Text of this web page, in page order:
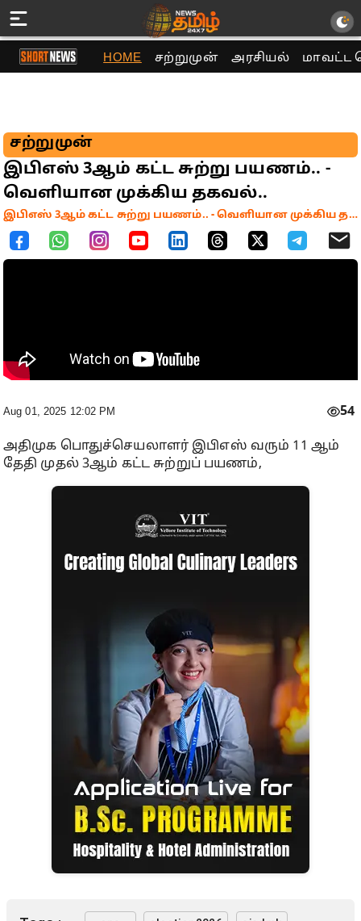
HOME சற்றுமுன் அரசியல் மாவட்ட
சற்றுமுன்
இபிஎஸ் 3ஆம் கட்ட சுற்று பயணம்.. -
வெளியான முக்கிய தகவல்..
இபிஎஸ் 3ஆம் கட்ட சுற்று பயணம்.. - வெளியான முக்கிய தகவல்..
Aug 01, 2025 12:02 PM 54
அதிமுக பொதுச்செயலாளர் இபிஎஸ் வரும் 11 ஆம்
தேதி முதல் 3ஆம் கட்ட சுற்றுப் பயணம்,